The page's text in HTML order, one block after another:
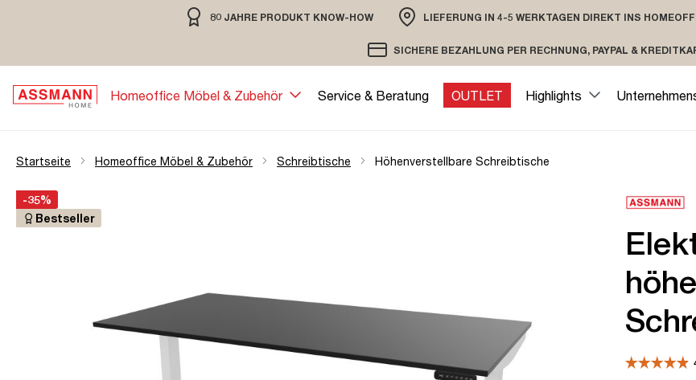
Zur Hauptnavigation springen80 JAHRE PRODUKT KNOW-HOW
80 JAHRE MÖBELBAU MIT TRADITION
LIEFERUNG IN 4-5 WERKTAGEN DIREKT INS
VERSAND PER DHL ODER SPEDITION
SICHERE BEZAHLUNG PER RECHNUNG, PAYPAL &
VERSCHLÜSSELTE ÜBERTRAGUNG
Homeoffice Möbel & Zubehör Service & Beratung OUTLET Highlights
Startseite Homeoffice Möbel & Zubehör Schreibtische Höhenverstellbare Schreibtische
Bildergalerie überspringen
Öffne Zoom-Modal
-35%
Bestseller